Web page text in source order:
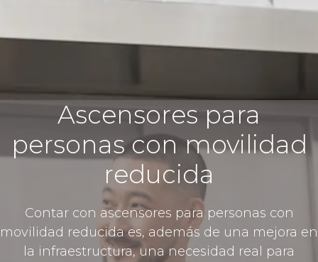
Ascensores para
personas con movilidad
reducida
Contar con ascensores para personas con
movilidad reducida es, además de una mejora en
la infraestructura, una necesidad real para